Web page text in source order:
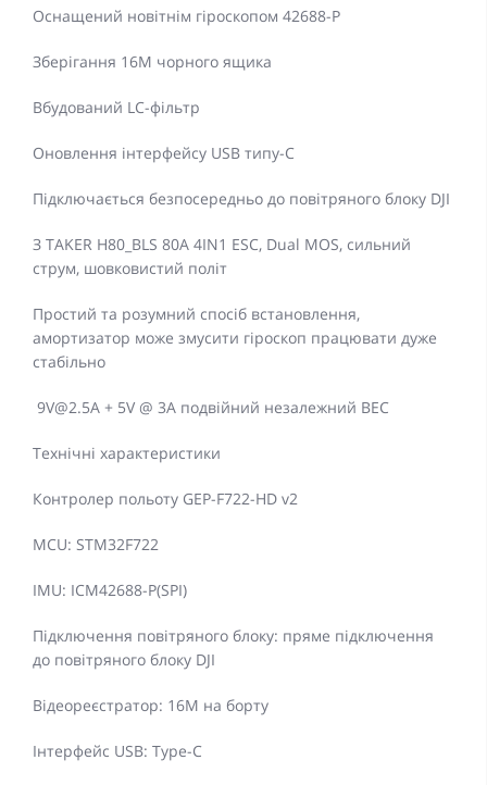
Оснащений новітнім гіроскопом 42688-P
Зберігання 16M чорного ящика
Вбудований LC-фільтр
Оновлення інтерфейсу USB типу-C
Підключається безпосередньо до повітряного блоку DJI
З TAKER H80_BLS 80A 4IN1 ESC, Dual MOS, сильний
струм, шовковистий політ
Простий та розумний спосіб встановлення,
амортизатор може змусити гіроскоп працювати дуже
стабільно
9V@2.5A + 5V @ 3A подвійний незалежний BEC
Технічні характеристики
Контролер польоту GEP-F722-HD v2
MCU: STM32F722
IMU: ICM42688-P(SPI)
Підключення повітряного блоку: пряме підключення
до повітряного блоку DJI
Відеореєстратор: 16M на борту
Інтерфейс USB: Type-C